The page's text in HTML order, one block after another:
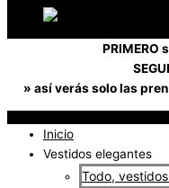
PRIMERO
» así verás solo las
Inicio
Vestidos elegantes
Todo,